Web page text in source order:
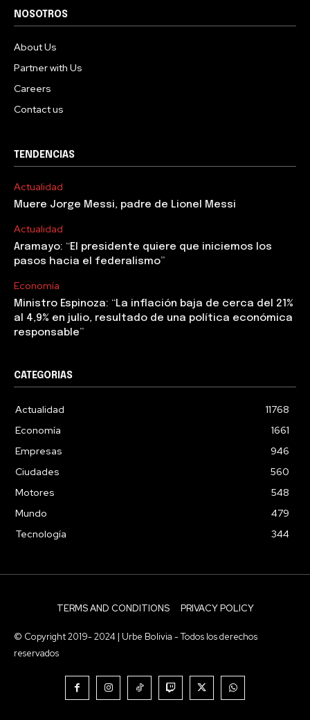
NOSOTROS
About Us
Partner with Us
Careers
Contact us
TENDENCIAS
Actualidad
Muere Jorge Messi, padre de Lionel Messi
Actualidad
Aramayo: “El presidente quiere que iniciemos los
pasos hacia el federalismo”
Economía
Ministro Espinoza: “La inflación baja de cerca del 21%
al 4,9% en julio, resultado de una política económica
responsable”
CATEGORIAS
Actualidad
11768
Economía
1661
Empresas
946
Ciudades
560
Motores
548
Mundo
479
Tecnología
344
TERMS AND CONDITIONS PRIVACY POLICY
© Copyright 2019- 2024 | Urbe Bolivia - Todos los derechos
reservados